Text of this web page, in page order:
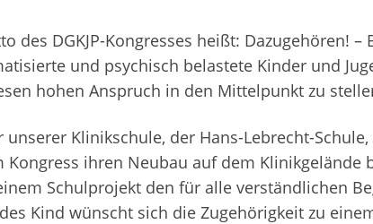
des DGKJP-Kongresses heißt: Dazugehören! –
und psychisch belastete Kinder und
hohen Anspruch in den Mittelpunkt zu
unserer Klinikschule, der Hans-Lebrecht-
Kongress ihren Neubau auf dem Klinikgelände
Schulprojekt den für alle verständlichen
Kind wünscht sich die Zugehörigkeit zu